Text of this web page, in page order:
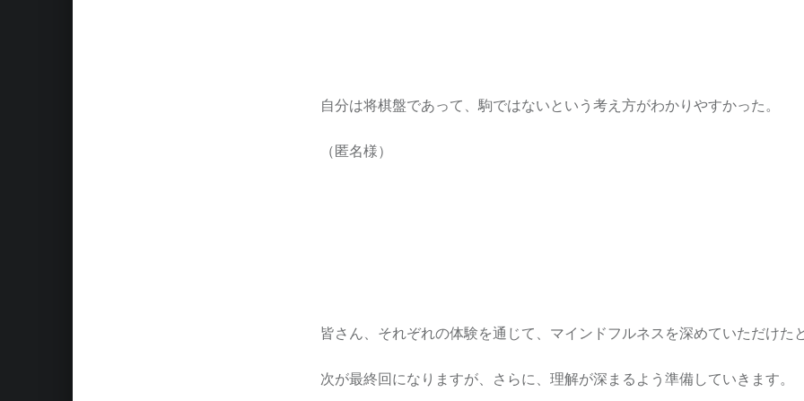
自分は将棋盤であって、駒ではないという考え方がわかりやすかった。
（匿名様）
皆さん、それぞれの体験を通じて、マインドフルネスを深めていただけた
次が最終回になりますが、さらに、理解が深まるよう準備していきます。